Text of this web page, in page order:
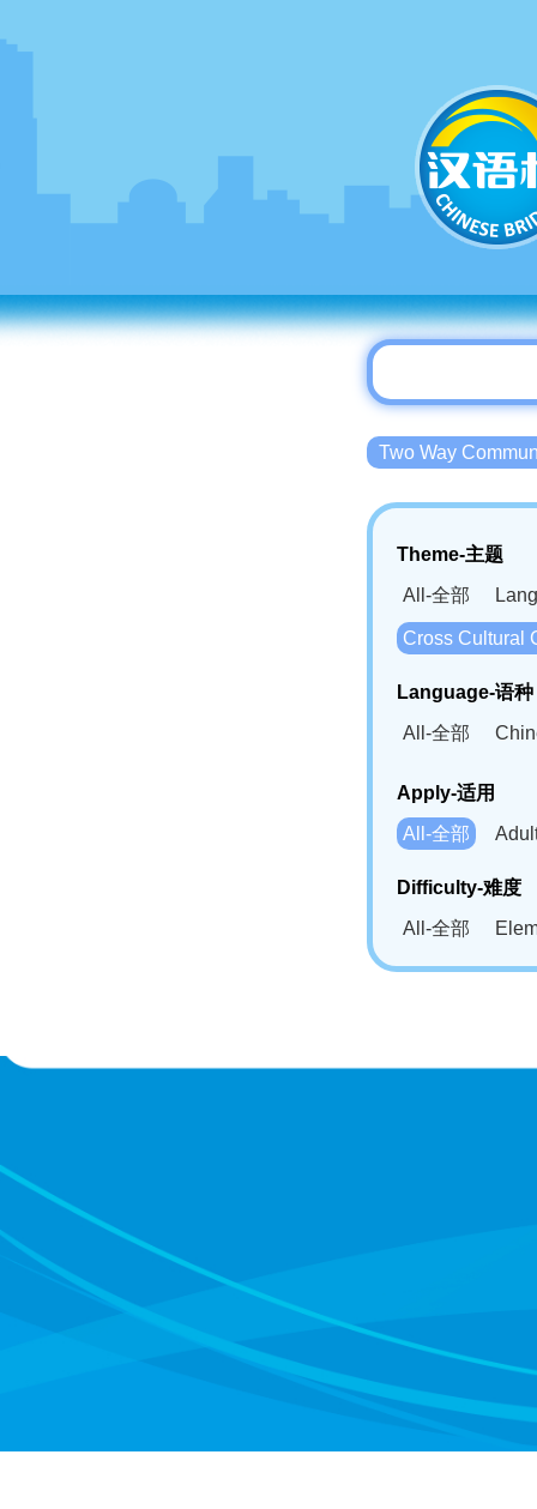
Two Way
Theme-主题
All-全部
Cross Cultural
Language-语种
All-全部
Bahasa
Swahili(SW)-
Apply-适用
All-全部
Difficulty-难度
All-全部